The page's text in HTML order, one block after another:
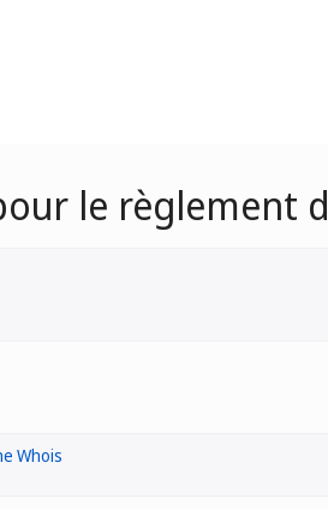
le règlement
Whois